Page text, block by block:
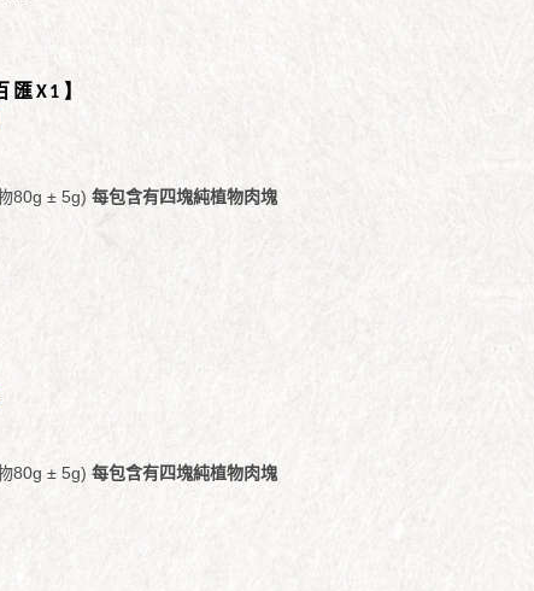
匯X1】
80g ± 5g) 每包含有四塊純植物肉塊
80g ± 5g) 每包含有四塊純植物肉塊